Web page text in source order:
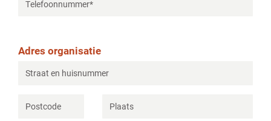
Adres organisatie